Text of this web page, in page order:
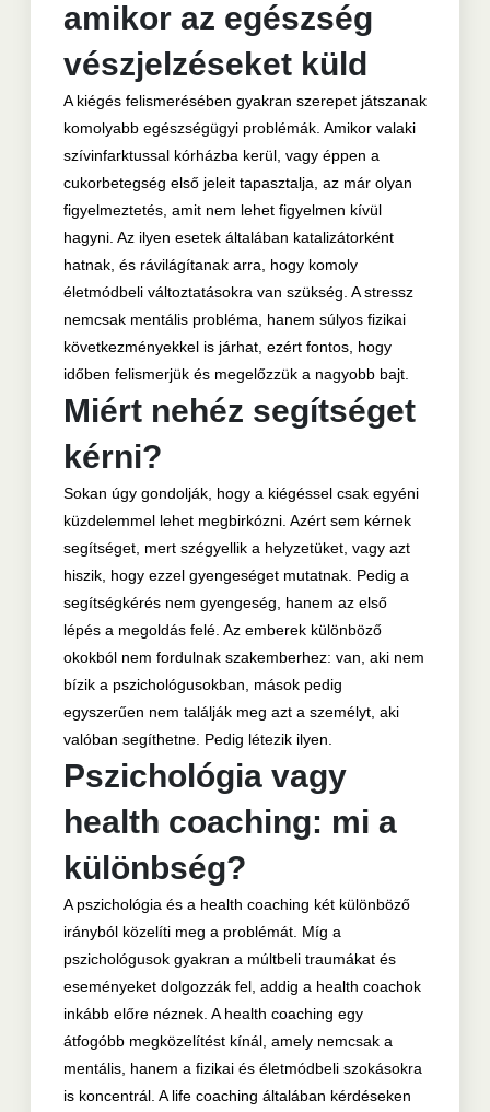
amikor az egészség
vészjelzéseket küld
A kiégés felismerésében gyakran szerepet játszanak
komolyabb egészségügyi problémák. Amikor valaki
szívinfarktussal kórházba kerül, vagy éppen a
cukorbetegség első jeleit tapasztalja, az már olyan
figyelmeztetés, amit nem lehet figyelmen kívül
hagyni. Az ilyen esetek általában katalizátorként
hatnak, és rávilágítanak arra, hogy komoly
életmódbeli változtatásokra van szükség. A stressz
nemcsak mentális probléma, hanem súlyos fizikai
következményekkel is járhat, ezért fontos, hogy
időben felismerjük és megelőzzük a nagyobb bajt.
Miért nehéz segítséget
kérni?
Sokan úgy gondolják, hogy a kiégéssel csak egyéni
küzdelemmel lehet megbirkózni. Azért sem kérnek
segítséget, mert szégyellik a helyzetüket, vagy azt
hiszik, hogy ezzel gyengeséget mutatnak. Pedig a
segítségkérés nem gyengeség, hanem az első
lépés a megoldás felé. Az emberek különböző
okokból nem fordulnak szakemberhez: van, aki nem
bízik a pszichológusokban, mások pedig
egyszerűen nem találják meg azt a személyt, aki
valóban segíthetne. Pedig létezik ilyen.
Pszichológia vagy
health coaching: mi a
különbség?
A pszichológia és a health coaching két különböző
irányból közelíti meg a problémát. Míg a
pszichológusok gyakran a múltbeli traumákat és
eseményeket dolgozzák fel, addig a health coachok
inkább előre néznek. A health coaching egy
átfogóbb megközelítést kínál, amely nemcsak a
mentális, hanem a fizikai és életmódbeli szokásokra
is koncentrál. A life coaching általában kérdéseken